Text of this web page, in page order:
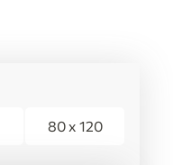
80 x 120